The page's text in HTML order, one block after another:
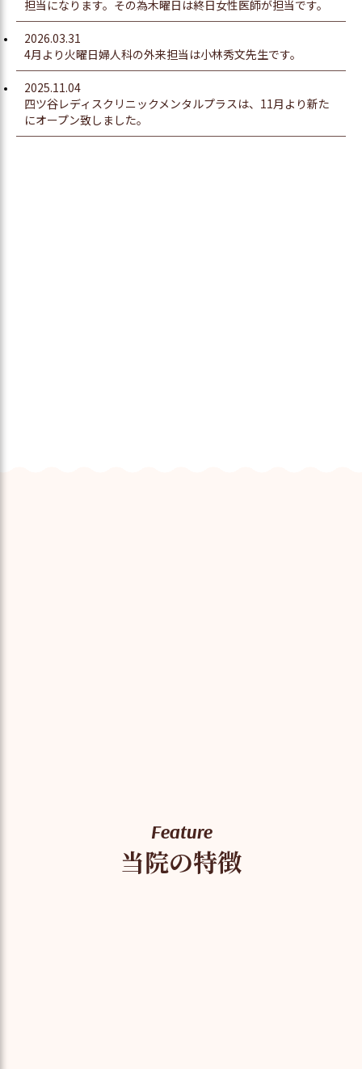
担当になります。その為木曜日は終日女性医師が担当です。
2026.03.31
4月より火曜日婦人科の外来担当は小林秀文先生です。
2025.11.04
四ツ谷レディスクリニックメンタルプラスは、11月より新た
にオープン致しました。
Feature
当院の特徴